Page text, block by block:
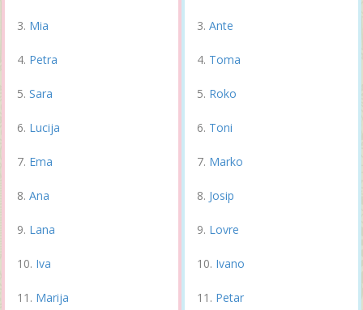
Mia
Petra
Sara
Lucija
Ema
Ana
Lana
Iva
Marija
Ante
Toma
Roko
Toni
Marko
Josip
Lovre
Ivano
Petar